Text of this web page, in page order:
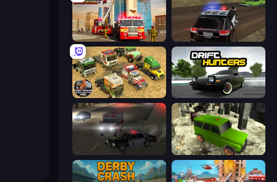
Fire Truck Driving School POLICE Chase Simulator
Euro Truck Driving Simulator 2025 Drift Hunters
Russian UAZ 4x4 Driving Simulator